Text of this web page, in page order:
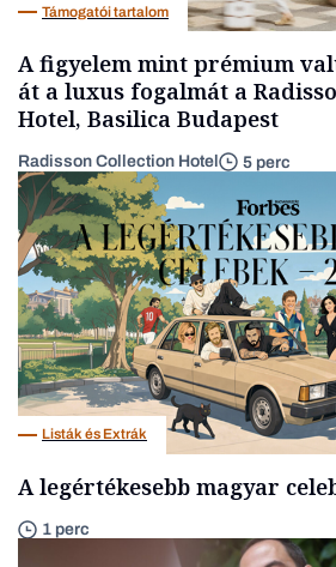
Támogatói tartalom
A figyelem mint prémium
át a luxus fogalmát a
Hotel, Basilica Budapest
Radisson Collection Hotel 5 perc
Listák és Extrák
A legértékesebb magyar
1 perc